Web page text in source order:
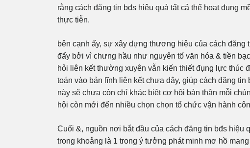
rằng cách đăng tin bđs hiệu quả tất cả thể hoạt đụng
thực tiễn.
bên cạnh ấy, sự xây dựng thương hiệu của cách
đẩy bởi vì chưng hầu như nguyên tố văn hóa & tiền
hỏi liên kết thường xuyên vẫn kiến thiết đụng lực thúc
toán vào bản lĩnh liên kết chưa dây, giúp cách đăng
này sẽ chưa còn chỉ khác biệt cơ hội bản thân mỗi
hội còn mới đến nhiều chọn chọn tổ chức vận hành
Cuối &, nguồn nơi bắt đầu của cách đăng tin bđs hiệu
trong khoảng là 1 trong ý tưởng phát minh mơ hồ